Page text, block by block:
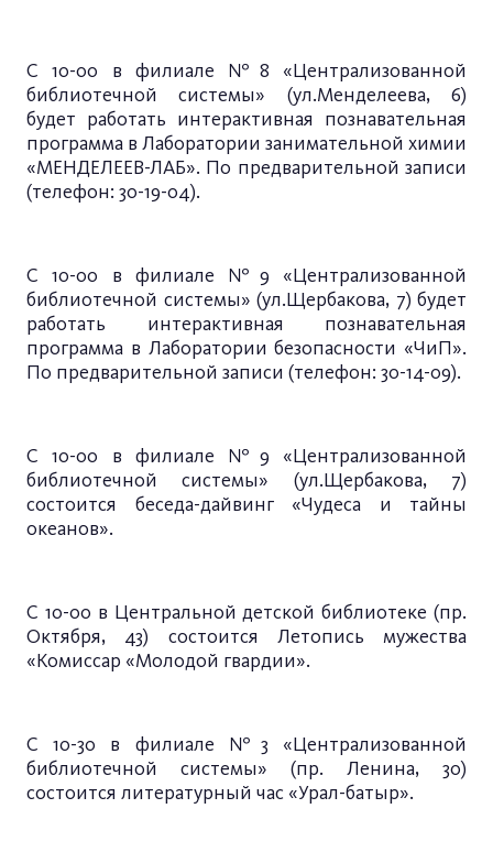
С 10-00 в филиале №8 «Централизованной
библиотечной системы» (ул.Менделеева, 6)
будет работать интерактивная познавательная
программа в Лаборатории занимательной химии
«МЕНДЕЛЕЕВ-ЛАБ». По предварительной записи
(телефон: 30-19-04).
С 10-00 в филиале №9 «Централизованной
библиотечной системы» (ул.Щербакова, 7) будет
работать интерактивная познавательная
программа в Лаборатории безопасности «ЧиП».
По предварительной записи (телефон: 30-14-09).
С 10-00 в филиале №9 «Централизованной
библиотечной системы» (ул.Щербакова, 7)
состоится беседа-дайвинг «Чудеса и тайны
океанов».
С 10-00 в Центральной детской библиотеке (пр.
Октября, 43) состоится Летопись мужества
«Комиссар «Молодой гвардии».
С 10-30 в филиале №3 «Централизованной
библиотечной системы» (пр. Ленина, 30)
состоится литературный час «Урал-батыр».